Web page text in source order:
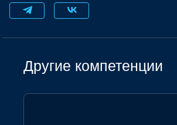
Другие компетенции